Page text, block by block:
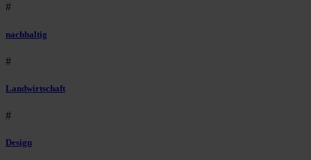
#
nachhaltig
#
Landwirtschaft
#
Design